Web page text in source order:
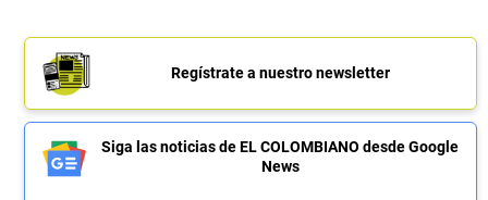
Regístrate a nuestro newsletter
Siga las noticias de EL COLOMBIANO desde Google
News